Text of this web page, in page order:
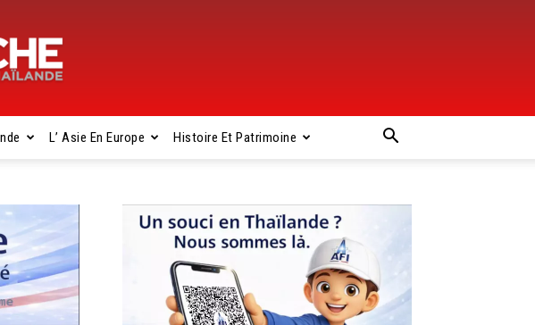
L’ Asie En Europe Histoire Et Patrimoine